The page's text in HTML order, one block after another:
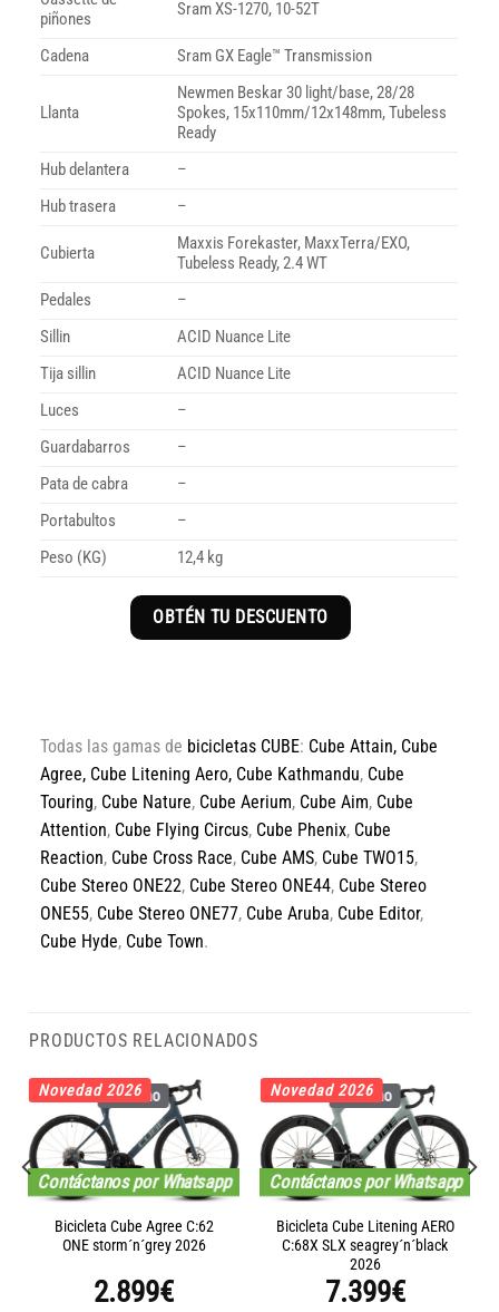
piñones
Sram XS-1270, 10-52T
Cadena Sram GX Eagle™ Transmission
Llanta
Newmen Beskar 30 light/base, 28/28
Spokes, 15x110mm/12x148mm, Tubeless
Ready
Hub delantera
–
Hub trasera
–
Cubierta
Maxxis Forekaster, MaxxTerra/EXO,
Tubeless Ready, 2.4 WT
Pedales
–
Sillin
ACID Nuance Lite
Tija sillin
ACID Nuance Lite
Luces
–
Guardabarros
–
Pata de cabra
–
Portabultos
–
Peso (KG)
12,4 kg
OBTÉN TU DESCUENTO
Todas las gamas de bicicletas CUBE: Cube Attain, Cube
Agree, Cube Litening Aero, Cube Kathmandu, Cube
Touring, Cube Nature, Cube Aerium, Cube Aim, Cube
Attention, Cube Flying Circus, Cube Phenix, Cube
Reaction, Cube Cross Race, Cube AMS, Cube TWO15,
Cube Stereo ONE22, Cube Stereo ONE44, Cube Stereo
ONE55, Cube Stereo ONE77, Cube Aruba, Cube Editor,
Cube Hyde, Cube Town.
PRODUCTOS RELACIONADOS
Carbono
Contáctanos por Whatsapp
Novedad 2026
Bicicleta Cube Agree C:62
ONE storm´n´grey 2026
2.899€
Carbono
Contáctanos por Whatsapp
Novedad 2026
Bicicleta Cube Litening AERO
C:68X SLX seagrey´n´black
2026
7.399€